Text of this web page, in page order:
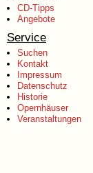
CD-Tipps
Angebote
Service
Suchen
Kontakt
Impressum
Datenschutz
Historie
Opernhäuser
Veranstaltungen